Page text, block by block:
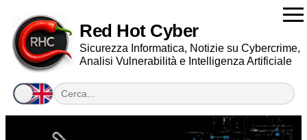
Red Hot Cyber
Sicurezza Informatica, Notizie su Cybercrime,
Analisi Vulnerabilità e Intelligenza Artificiale